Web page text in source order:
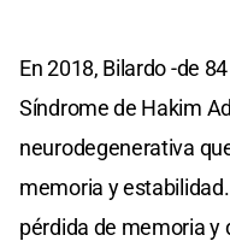
En 2018, Bilardo -de
Síndrome de Hakim
neurodegenerativa
memoria y
pérdida de memoria y